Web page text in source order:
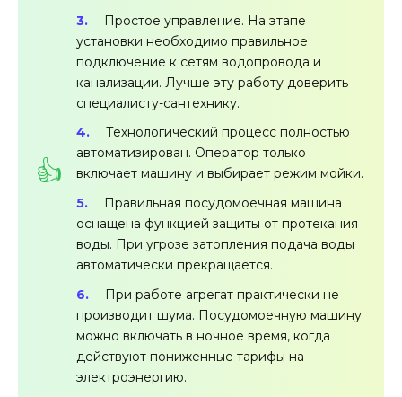
Простое управление. На этапе
установки необходимо правильное
подключение к сетям водопровода и
канализации. Лучше эту работу доверить
специалисту-сантехнику.
Технологический процесс полностью
автоматизирован. Оператор только
включает машину и выбирает режим мойки.
Правильная посудомоечная машина
оснащена функцией защиты от протекания
воды. При угрозе затопления подача воды
автоматически прекращается.
При работе агрегат практически не
производит шума. Посудомоечную машину
можно включать в ночное время, когда
действуют пониженные тарифы на
электроэнергию.